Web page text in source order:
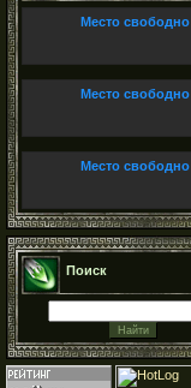
Место свободно
Место свободно
Место свободно
Поиск